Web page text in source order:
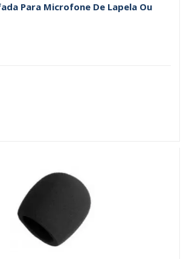
Para Microfone De Lapela Ou